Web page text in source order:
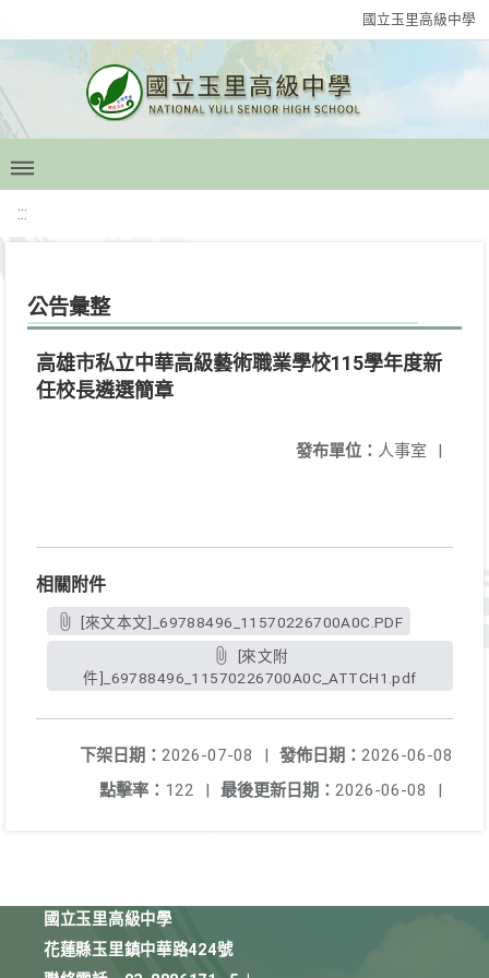
國立玉里高級中學
:::
公告彙整
高雄市私立中華高級藝術職業學校115學年度新
任校長遴選簡章
發布單位： 人事室 |
相關附件
[來文本文]_69788496_11570226700A0C.PDF
件]_69788496_11570226700A0C_ATTCH1.pdf
發佈日期： 2026-06-08
下架日期： 2026-07-08
|
最後更新日期： 2026-06-08 |
點擊率： 122 |
國立玉里高級中學
花蓮縣玉里鎮中華路424號